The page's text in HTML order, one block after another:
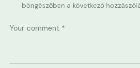
böngészőben a következő